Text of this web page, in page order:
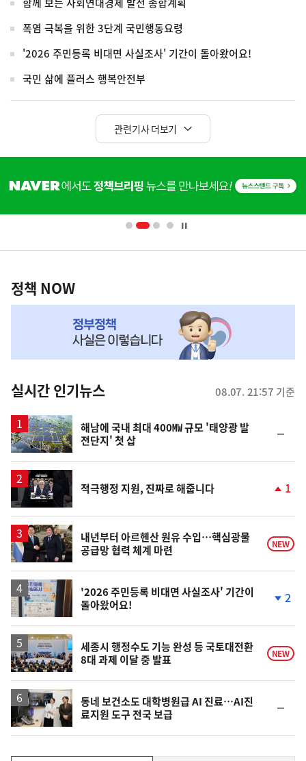
함께 보는 사회연대경제 발전 종합계획
폭염 극복을 위한 3단계 국민행동요령
'2026 주민등록 비대면 사실조사' 기간이 돌아왔어요!
국민 삶에 플러스 행복안전부
관련기사 더보기
단
배
영
책
NOW,
뉴
스
정책 NOW
실시간 인기뉴스 08.07. 21:57 기준
해남에 국내 최대 400㎿ 규모 '태양광 발
전단지' 첫 삽
일
영
상
적극행정 지원, 진짜로 해줍니다
계
승
1
내년부터 아르헨산 원유 수입…핵심광물
공급망 협력 체계 마련
NEW
'2026 주민등록 비대면 사실조사' 기간이
돌아왔어요!
계
락
2
세종시 행정수도 기능 완성 등 국토대전환
8대 과제 이달 중 발표
NEW
동네 보건소도 대학병원급 AI 진료…AI진
료지원 도구 전국 보급
일